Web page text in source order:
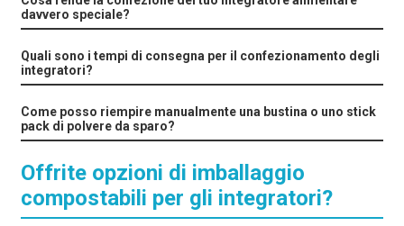
davvero speciale?
Quali sono i tempi di consegna per il confezionamento degli
integratori?
Come posso riempire manualmente una bustina o uno stick
pack di polvere da sparo?
Offrite opzioni di imballaggio
compostabili per gli integratori?